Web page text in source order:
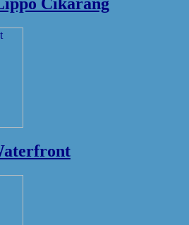
Cikarang